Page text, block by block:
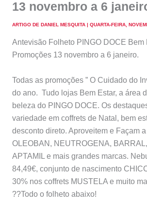
13 novembro a 6
ARTIGO DE DANIEL MESQUITA | QUARTA-FEIRA,
Antevisão Folheto PINGO DOCE Bem
Promoções 13 novembro a 6 janeiro.
Todas as promoções ” O Cuidado do
do ano. Tudo lojas Bem Estar, a área
beleza do PINGO DOCE. Os
variedade em coffrets de Natal, bem
desconto direto. Aproveitem e Façam
OLEOBAN, NEUTROGENA,
APTAMIL e mais grandes marcas.
84,49€, conjunto de nascimento
30% nos coffrets MUSTELA e muito
?‍?Todo o folheto abaixo!